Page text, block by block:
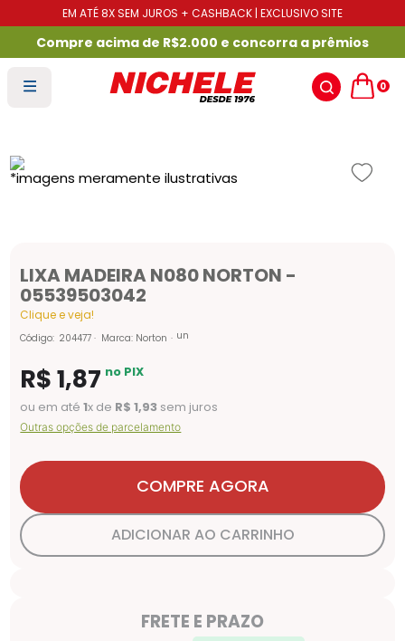
EM ATÉ 8X SEM JUROS + CASHBACK | EXCLUSIVO SITE
Compre acima de R$2.000 e concorra a prêmios
0
LIXA MADEIRA N080 NORTON -
05539503042
Clique e veja!
Código: 204477 Marca: Norton un
R$1,87 no PIX
ou em até1x de R$ 1,93 sem juros
Outras opções de parcelamento
COMPRE AGORA
ADICIONAR AO CARRINHO